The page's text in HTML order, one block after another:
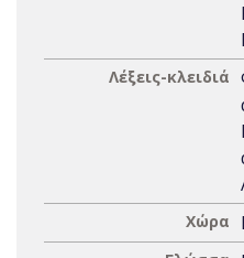
Λέξεις-κλειδιά
Χώρα